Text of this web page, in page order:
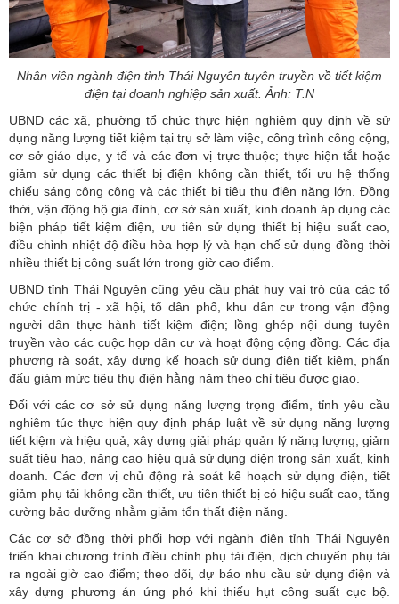
Nhân viên ngành điện tỉnh Thái Nguyên tuyên truyền về tiết kiệm
điện tại doanh nghiệp sản xuất. Ảnh: T.N
UBND các xã, phường tổ chức thực hiện nghiêm quy định về sử
dụng năng lượng tiết kiệm tại trụ sở làm việc, công trình công cộng,
cơ sở giáo dục, y tế và các đơn vị trực thuộc; thực hiện tắt hoặc
giảm sử dụng các thiết bị điện không cần thiết, tối ưu hệ thống
chiếu sáng công cộng và các thiết bị tiêu thụ điện năng lớn. Đồng
thời, vận động hộ gia đình, cơ sở sản xuất, kinh doanh áp dụng các
biện pháp tiết kiệm điện, ưu tiên sử dụng thiết bị hiệu suất cao,
điều chỉnh nhiệt độ điều hòa hợp lý và hạn chế sử dụng đồng thời
nhiều thiết bị công suất lớn trong giờ cao điểm.
UBND tỉnh Thái Nguyên cũng yêu cầu phát huy vai trò của các tổ
chức chính trị - xã hội, tổ dân phố, khu dân cư trong vận động
người dân thực hành tiết kiệm điện; lồng ghép nội dung tuyên
truyền vào các cuộc họp dân cư và hoạt động cộng đồng. Các địa
phương rà soát, xây dựng kế hoạch sử dụng điện tiết kiệm, phấn
đấu giảm mức tiêu thụ điện hằng năm theo chỉ tiêu được giao.
Đối với các cơ sở sử dụng năng lượng trọng điểm, tỉnh yêu cầu
nghiêm túc thực hiện quy định pháp luật về sử dụng năng lượng
tiết kiệm và hiệu quả; xây dựng giải pháp quản lý năng lượng, giảm
suất tiêu hao, nâng cao hiệu quả sử dụng điện trong sản xuất, kinh
doanh. Các đơn vị chủ động rà soát kế hoạch sử dụng điện, tiết
giảm phụ tải không cần thiết, ưu tiên thiết bị có hiệu suất cao, tăng
cường bảo dưỡng nhằm giảm tổn thất điện năng.
Các cơ sở đồng thời phối hợp với ngành điện tỉnh Thái Nguyên
triển khai chương trình điều chỉnh phụ tải điện, dịch chuyển phụ tải
ra ngoài giờ cao điểm; theo dõi, dự báo nhu cầu sử dụng điện và
xây dựng phương án ứng phó khi thiếu hụt công suất cục bộ.